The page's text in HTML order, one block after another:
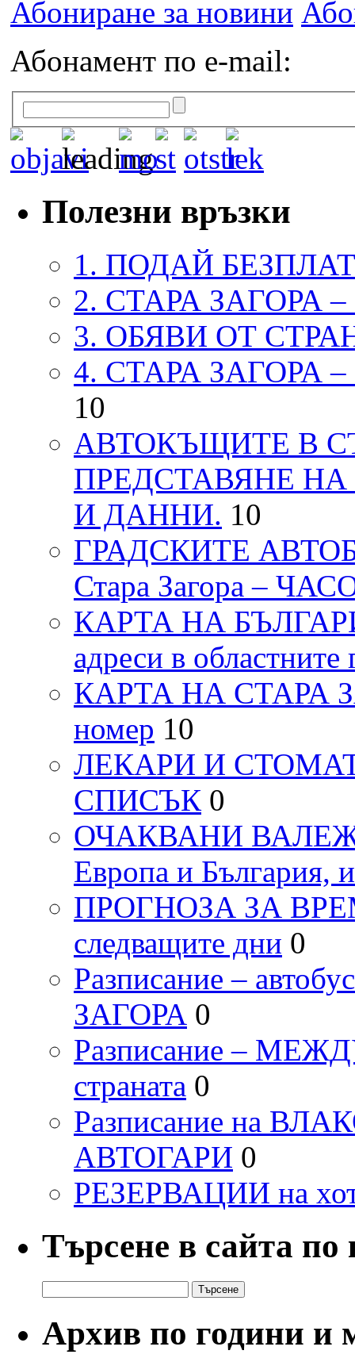
Абониране за новини
Абонамент по e-mail:
Полезни връзки
1. ПОДАЙ
2. СТАРА ЗАГОРА
3. ОБЯВИ ОТ
4. СТАРА ЗАГОРА
10
АВТОКЪЩИТЕ В
ПРЕДСТАВЯНЕ
И ДАННИ. 10
ГРАДСКИТЕ
Стара Загора –
КАРТА НА
адреси в областните
КАРТА НА СТАРА
номер 10
ЛЕКАРИ И
СПИСЪК 0
ОЧАКВАНИ ВАЛЕЖИ
Европа и България,
ПРОГНОЗА ЗА
следващите дни 0
Разписание –
ЗАГОРА 0
Разписание –
страната 0
Разписание на
АВТОГАРИ 0
РЕЗЕРВАЦИИ на
Търсене в сайта
за:
Архив по години и